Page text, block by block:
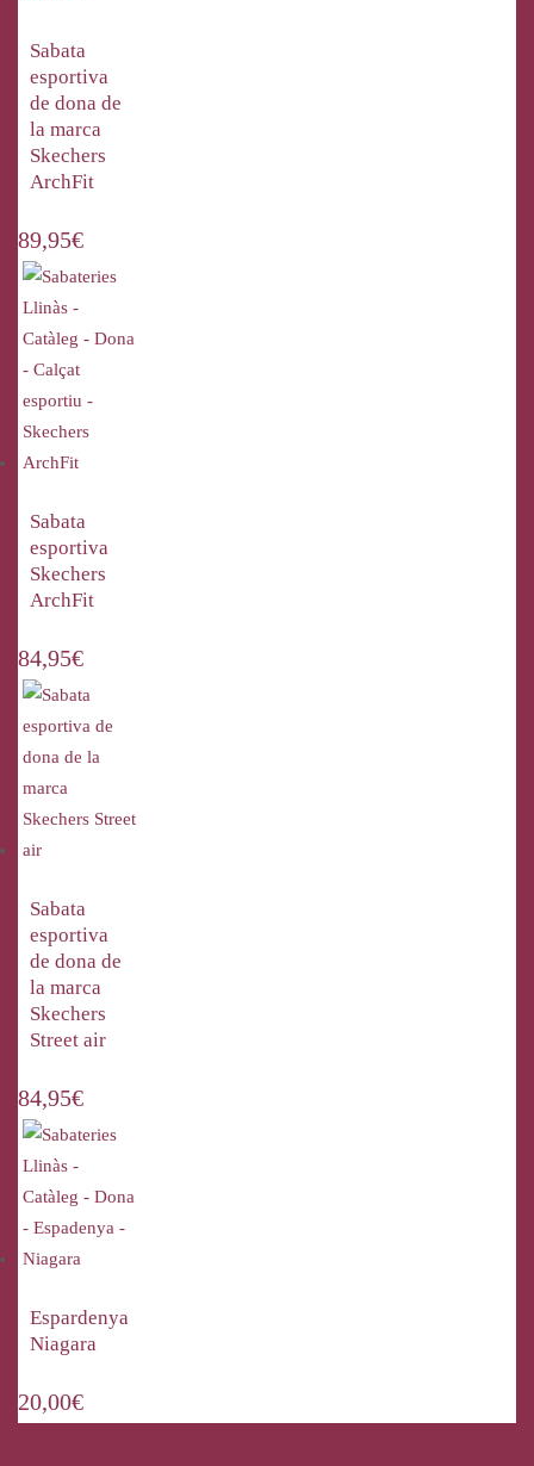
Sabata
esportiva
de dona de
la marca
Skechers
ArchFit
89,95€
Sabata
esportiva
Skechers
ArchFit
84,95€
Sabata
esportiva
de dona de
la marca
Skechers
Street air
84,95€
Espardenya
Niagara
20,00€